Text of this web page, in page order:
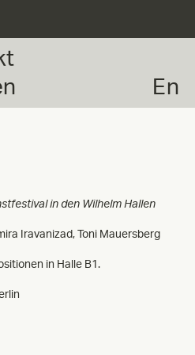
En
in den Wilhelm Hallen
Iravanizad, Toni Mauersberg
in Halle B1.